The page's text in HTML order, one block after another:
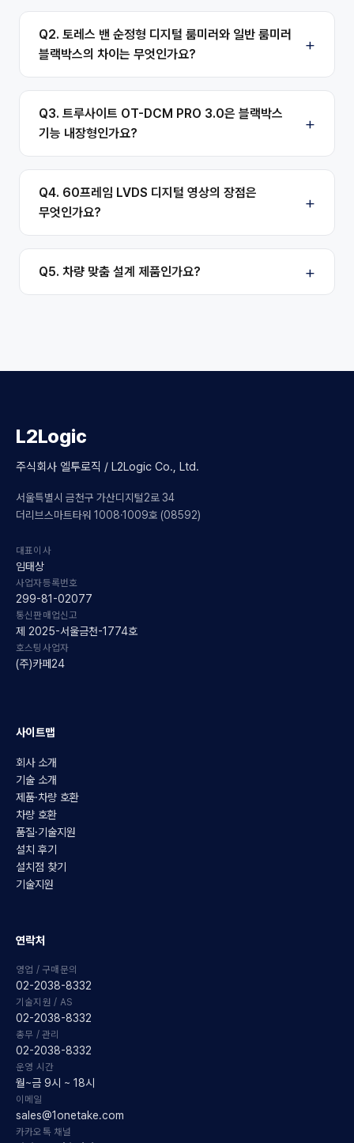
Q2. 토레스 밴 순정형 디지털 룸미러와 일반 룸미러
블랙박스의 차이는 무엇인가요?
Q3. 트루사이트 OT-DCM PRO 3.0은 블랙박스
기능 내장형인가요?
Q4. 60프레임 LVDS 디지털 영상의 장점은
무엇인가요?
Q5. 차량 맞춤 설계 제품인가요?
L2Logic
주식회사 엘투로직 / L2Logic Co., Ltd.
서울특별시 금천구 가산디지털2로 34
더리브스마트타워 1008·1009호 (08592)
대표이사
임태상
사업자등록번호
299-81-02077
통신판매업신고
제 2025-서울금천-1774호
호스팅사업자
(주)카페24
사이트맵
회사 소개
기술 소개
제품·차량 호환
차량 호환
품질·기술지원
설치 후기
설치점 찾기
기술지원
연락처
영업 / 구매문의
02-2038-8332
기술지원 / AS
02-2038-8332
총무 / 관리
02-2038-8332
운영 시간
월~금 9시 ~ 18시
이메일
sales@1onetake.com
카카오톡 채널